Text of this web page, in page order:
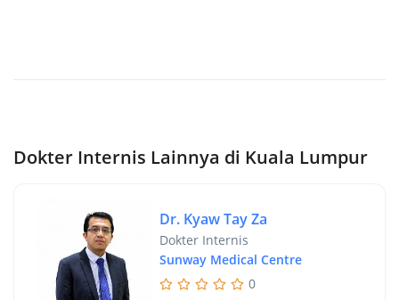
Dokter Internis Lainnya di Kuala Lumpur
Dr. Kyaw Tay Za
Dokter Internis
Sunway Medical Centre
0